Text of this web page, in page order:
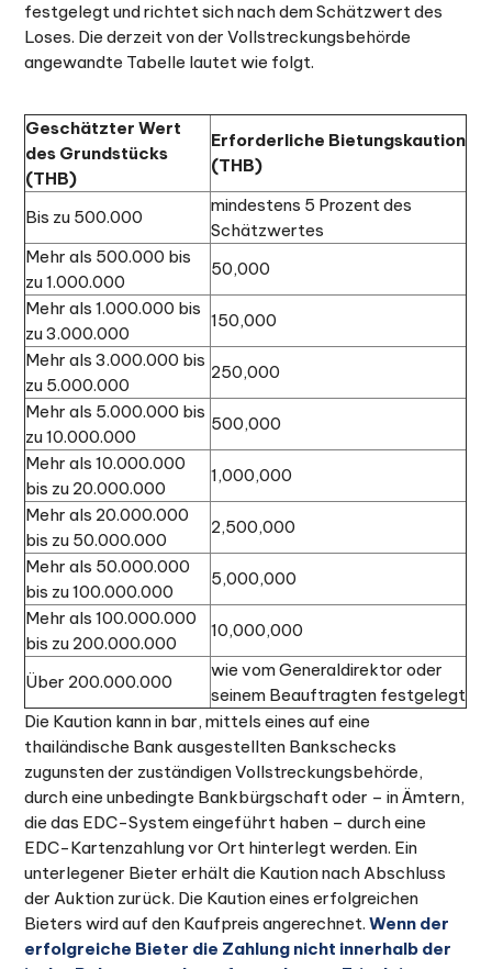
festgelegt und richtet sich nach dem Schätzwert des
Loses. Die derzeit von der Vollstreckungsbehörde
angewandte Tabelle lautet wie folgt.
Geschätzter Wert
des Grundstücks
(THB)
Erforderliche Bietungskaution
(THB)
Bis zu 500.000
mindestens 5 Prozent des
Schätzwertes
Mehr als 500.000 bis
zu 1.000.000
50,000
Mehr als 1.000.000 bis
zu 3.000.000
150,000
Mehr als 3.000.000 bis
zu 5.000.000
250,000
Mehr als 5.000.000 bis
zu 10.000.000
500,000
Mehr als 10.000.000
bis zu 20.000.000
1,000,000
Mehr als 20.000.000
bis zu 50.000.000
2,500,000
Mehr als 50.000.000
bis zu 100.000.000
5,000,000
Mehr als 100.000.000
bis zu 200.000.000
10,000,000
Über 200.000.000
wie vom Generaldirektor oder
seinem Beauftragten festgelegt
Die Kaution kann in bar, mittels eines auf eine
thailändische Bank ausgestellten Bankschecks
zugunsten der zuständigen Vollstreckungsbehörde,
durch eine unbedingte Bankbürgschaft oder – in Ämtern,
die das EDC-System eingeführt haben – durch eine
EDC-Kartenzahlung vor Ort hinterlegt werden. Ein
unterlegener Bieter erhält die Kaution nach Abschluss
der Auktion zurück. Die Kaution eines erfolgreichen
Bieters wird auf den Kaufpreis angerechnet.Wenn der
erfolgreiche Bieter die Zahlung nicht innerhalb der